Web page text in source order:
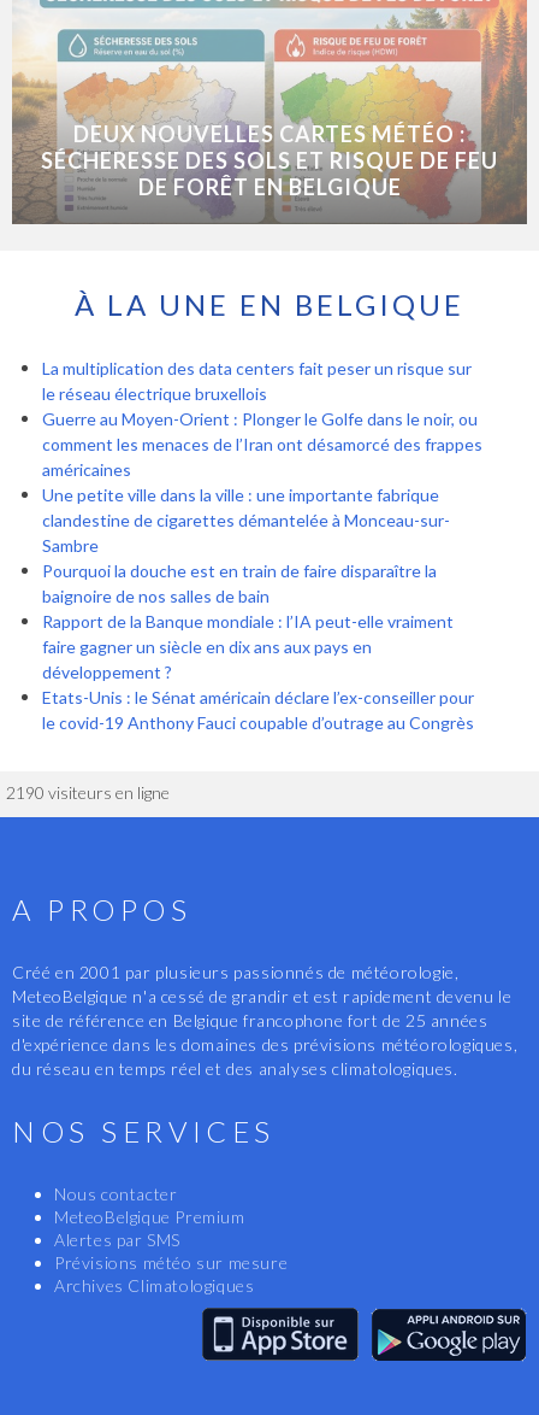
DEUX NOUVELLES CARTES MÉTÉO :
SÉCHERESSE DES SOLS ET RISQUE DE FEU
DE FORÊT EN BELGIQUE
À LA UNE EN BELGIQUE
La multiplication des data centers fait peser un risque sur
le réseau électrique bruxellois
Guerre au Moyen-Orient : Plonger le Golfe dans le noir, ou
comment les menaces de l’Iran ont désamorcé des frappes
américaines
Une petite ville dans la ville : une importante fabrique
clandestine de cigarettes démantelée à Monceau-sur-
Sambre
Pourquoi la douche est en train de faire disparaître la
baignoire de nos salles de bain
Rapport de la Banque mondiale : l’IA peut-elle vraiment
faire gagner un siècle en dix ans aux pays en
développement ?
Etats-Unis : le Sénat américain déclare l’ex-conseiller pour
le covid-19 Anthony Fauci coupable d’outrage au Congrès
2190 visiteurs en ligne
A PROPOS
Créé en 2001 par plusieurs passionnés de météorologie,
MeteoBelgique n'a cessé de grandir et est rapidement devenu le
site de référence en Belgique francophone fort de 25 années
d'expérience dans les domaines des prévisions météorologiques,
du réseau en temps réel et des analyses climatologiques.
NOS SERVICES
Nous contacter
MeteoBelgique Premium
Alertes par SMS
Prévisions météo sur mesure
Archives Climatologiques